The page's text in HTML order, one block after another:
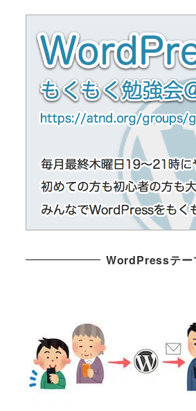
WordPressテー